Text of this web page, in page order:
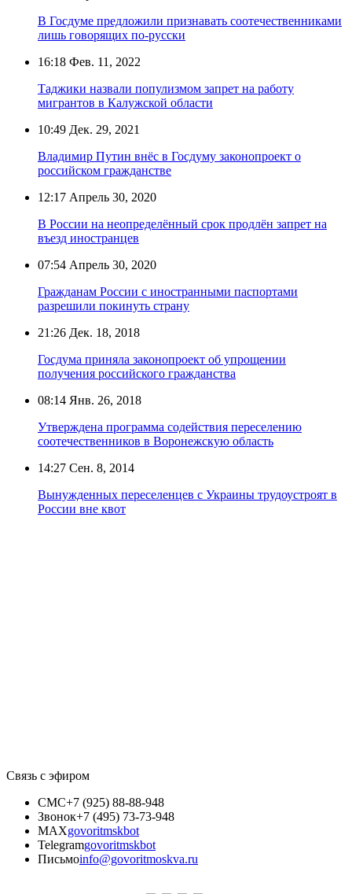
В Госдуме предложили признавать соотечественниками
лишь говорящих по-русски
16:18 Фев. 11, 2022
Таджики назвали популизмом запрет на работу
мигрантов в Калужской области
10:49 Дек. 29, 2021
Владимир Путин внёс в Госдуму законопроект о
российском гражданстве
12:17 Апрель 30, 2020
В России на неопределённый срок продлён запрет на
въезд иностранцев
07:54 Апрель 30, 2020
Гражданам России с иностранными паспортами
разрешили покинуть страну
21:26 Дек. 18, 2018
Госдума приняла законопроект об упрощении
получения российского гражданства
08:14 Янв. 26, 2018
Утверждена программа содействия переселению
соотечественников в Воронежскую область
14:27 Сен. 8, 2014
Вынужденных переселенцев с Украины трудоустроят в
России вне квот
Связь с эфиром
СМС+7 (925) 88-88-948
Звонок+7 (495) 73-73-948
MAXgovoritmskbot
Telegramgovoritmskbot
Письмоinfo@govoritmoskva.ru